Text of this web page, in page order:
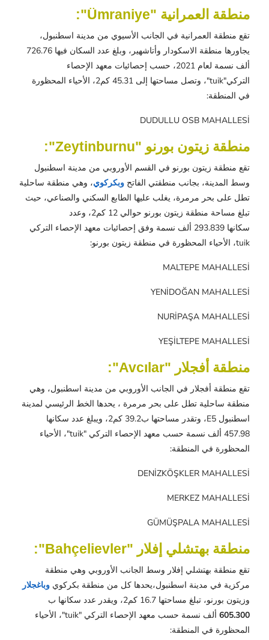
منطقة العمرانية "Ümraniye":
تقع منطقة العمرانية في الجانب الأسيوي من مدينة اسطنبول،
يجاورها منطقة الاسكودار وأتاشهير، وبلغ عدد السكان فيها 726.76
ألف نسمة لعام 2021، حسب إحصائيات معهد الإحصاء
التركي"tuik"، وتصل مساحتها إلى 45.31 كم2، الأحياء المحظورة
في المنطقة:
DUDULLU OSB MAHALLESİ
منطقة زيتون بورنو "Zeytinburnu":
تقع منطقة زيتون بورنو في القسم الأوروبي من مدينة اسطنبول
وسط المدينة، بجانب منطقتي الفاتح وبكركوي، وهي منطقة ساحلية
تطل على بحر مرمرة، يغلب عليها الطابع السكني والصناعي، حيث
تبلغ مساحة منطقة زيتون بورنو حوالي 12 كم2، وعدد
سكانها 293.839 ألف نسمة وفق إحصائيات معهد الإحصاء التركي
tuik، الأحياء المحظورة في منطقة زيتون بورنو:
MALTEPE MAHALLESİ
YENİDOĞAN MAHALLESİ
NURİPAŞA MAHALLESİ
YEŞİLTEPE MAHALLESİ
منطقة أفجلار "Avcılar":
تقع منطقة أفجلار في الجانب الأوروبي من مدينة اسطنبول، وهي
منطقة ساحلية تطل على بحر مرمرة ، يحدها الخط الرئيسي لمدينة
اسطنبول E5، وتقدر مساحتها ب39.2 كم2، ويبلغ عدد سكانها
457.98 ألف نسمة حسب معهد الإحصاء التركي "tuik"، الأحياء
المحظورة في المنطقة:
DENİZKÖŞKLER MAHALLESİ
MERKEZ MAHALLESİ
GÜMÜŞPALA MAHALLESİ
منطقة بهتشلي إفلار "Bahçelievler":
تقع منطقة بهتشلي إفلار وسط الجانب الأوروبي وهي منطقة
مركزية في مدينة اسطنبول،يحدها كل من منطقة بكركوي وباغجلار
وزيتون بورنو، تبلغ مساحتها 16.7 كم2، ويقدر عدد سكانها ب
605.300
ألف نسمة حسب معهد الإحصاء التركي "tuik"، الأحياء
المحظورة في المنطقة: